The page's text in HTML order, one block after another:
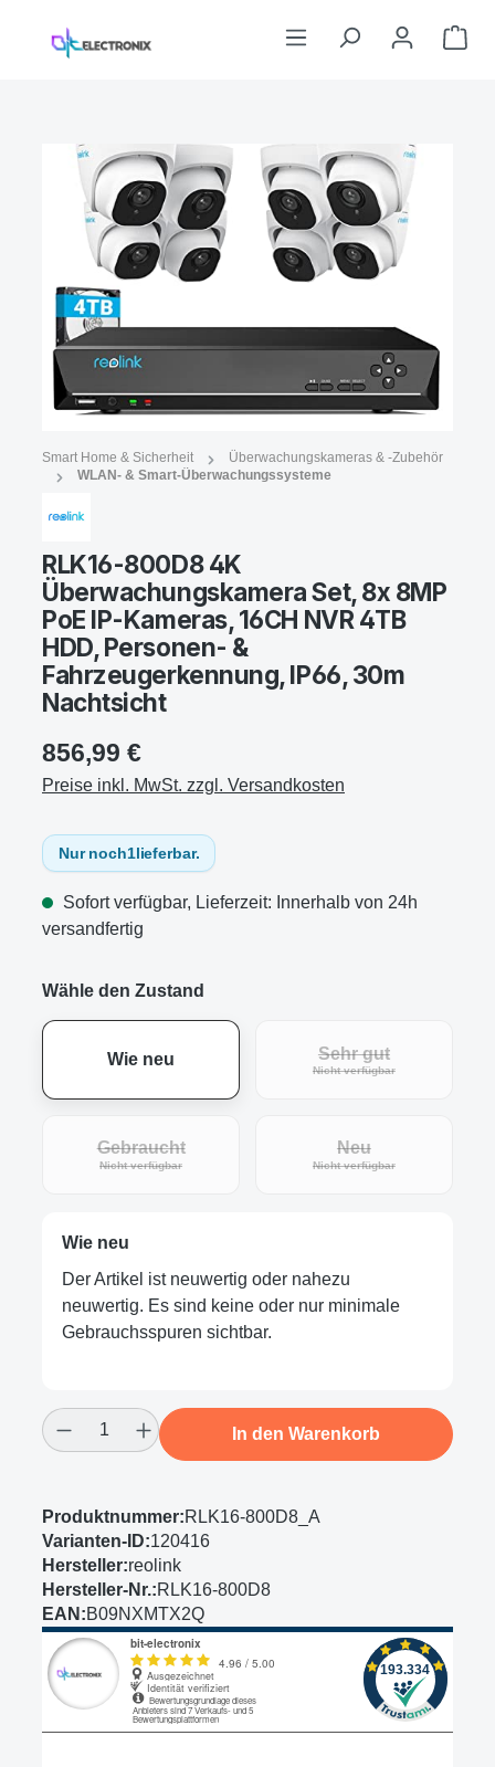
Zum Hauptinhalt springen
Bildergalerie überspringen
Abbildung ähnlich
Smart Home & Sicherheit
Überwachungskameras & -Zubehör
WLAN- & Smart-Überwachungssysteme
RLK16-800D8 4K
Überwachungskamera Set, 8x 8MP
PoE IP-Kameras, 16CH NVR 4TB
HDD, Personen- &
Fahrzeugerkennung, IP66, 30m
Nachtsicht
856,99 €
Preise inkl. MwSt. zzgl. Versandkosten
Nur noch1lieferbar.
Sofort verfügbar, Lieferzeit: Innerhalb von 24h
versandfertig
Wähle den Zustand
Wie neu Sehr gut
Nicht verfügbar(Diese Option ist
Gebraucht
Nicht verfügbar(Diese Option ist zurzeit nicht verfügbar.)
Neu
Nicht verfügbar(Diese Option ist
Wie neu
Der Artikel ist neuwertig oder nahezu
neuwertig. Es sind keine oder nur minimale
Gebrauchsspuren sichtbar.
Produkt Anzahl: Gib den gewünschten
In den Warenkorb
Produktnummer:RLK16-800D8_A
Varianten-ID:120416
Hersteller:reolink
Hersteller-Nr.:RLK16-800D8
EAN:B09NXMTX2Q